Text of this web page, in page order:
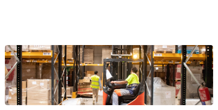
Camí de Can Carreró, s/n, 08520, Barcelona